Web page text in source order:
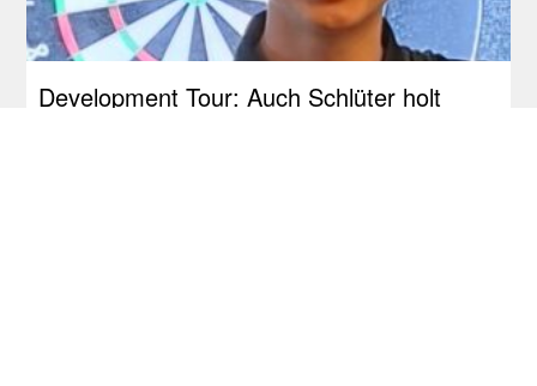
Development Tour: Auch Schlüter holt